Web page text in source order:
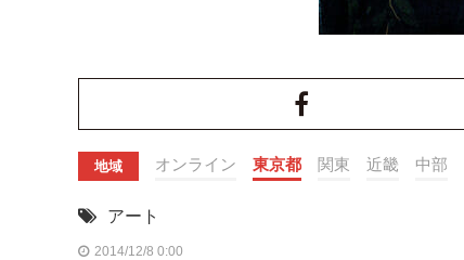
地域 オンライン 東京都 関東 近畿 中部
アート
2014/12/8 0:00